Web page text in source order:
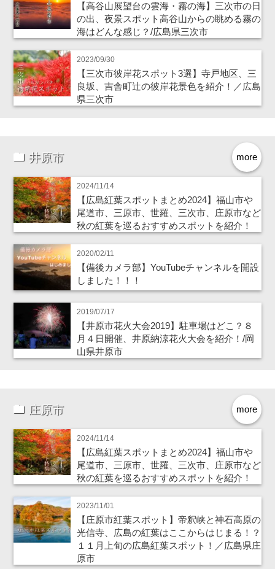
【高谷山展望台の雲海・霧の海】三次市の日
の出、夜景スポット高谷山からの眺める霧の
海はどんな感じ？/広島県三次市
2023/09/30
【三次市彼岸花スポット3選】寺戸地区、三
良坂、吉舎町辻の彼岸花景色を紹介！／広島
県三次市
more
井原市
2024/11/14
【広島紅葉スポットまとめ2024】福山市や
尾道市、三原市、世羅、三次市、庄原市など
秋の紅葉を巡るおすすめスポットを紹介！
2020/02/11
【備後カメラ部】YouTubeチャンネルを開設
しました！！！
2019/07/17
【井原市花火大会2019】駐車場はどこ？８
月４日開催、井原納涼花火大会を紹介！/岡
山県井原市
more
庄原市
2024/11/14
【広島紅葉スポットまとめ2024】福山市や
尾道市、三原市、世羅、三次市、庄原市など
秋の紅葉を巡るおすすめスポットを紹介！
2023/11/01
【庄原市紅葉スポット】帝釈峡と神石高原の
光信寺、広島の紅葉はここからはじまる！？
１１月上旬の広島紅葉スポット！／広島県庄
原市